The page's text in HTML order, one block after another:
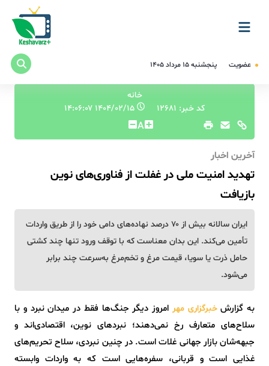
عضویت پنجشنبه ۱۵ مرداد ۱۴۰۵
خانه
کد خبر: 12681
۱۴۰۴/۰۲/۱۵ ۱۴:۰۶:۰۷
A
آخرین اخبار
تهدید امنیت ملی در غفلت از فناوری‌های نوین
بازیافت
ایران سالانه بیش از ۷۰ درصد نهاده‌های دامی خود را از طریق واردات
تأمین می‌کند. این بدان معناست که با توقف ورود تنها چند کشتی
حامل ذرت یا سویا، قیمت مرغ و تخم‌مرغ به‌سرعت چند برابر
می‌شود.
به گزارشخبرگزاری مهر امروز دیگر جنگ‌ها فقط در میدان نبرد و با
سلاح‌های متعارف رخ نمی‌دهند؛ نبردهای نوین، اقتصادی‌اند و
جبهه‌شان بازار جهانی غلات است. در چنین نبردی، سلاح تحریم‌های
غذایی است و قربانی، سفره‌هایی است که به واردات وابسته